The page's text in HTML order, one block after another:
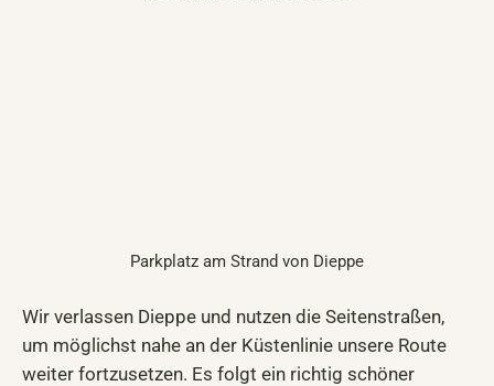
Parkplatz am Strand von Dieppe
Wir verlassen Dieppe und nutzen die Seitenstraßen,
um möglichst nahe an der Küstenlinie unsere Route
weiter fortzusetzen. Es folgt ein richtig schöner